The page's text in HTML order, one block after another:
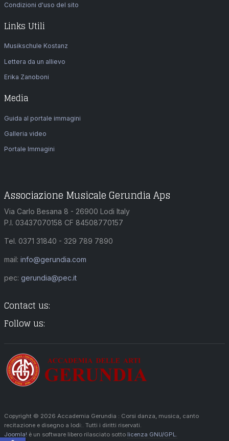
Associazione Musicale Gerundia Aps
Via Carlo Besana 8 - 26900 Lodi Italy
P.I. 03437070158 CF 84508770157
Tel. 0371 31840 - 329 789 7890
mail: info@gerundia.com
pec: gerundia@pec.it
Contact us:
Follow us:
Copyright © 2026 Accademia Gerundia : Corsi danza, musica, canto
recitazione e disegno a lodi:. Tutti i diritti riservati.
Joomla! è un software libero rilasciato sotto licenza GNU/GPL.
Condizioni d'uso del sito
Links Utili
Musikschule Kostanz
Lettera da un allievo
Erika Zanoboni
Media
Guida al portale immagini
Galleria video
Portale Immagini